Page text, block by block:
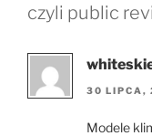
czyli public
30 LIPCA,
Modele